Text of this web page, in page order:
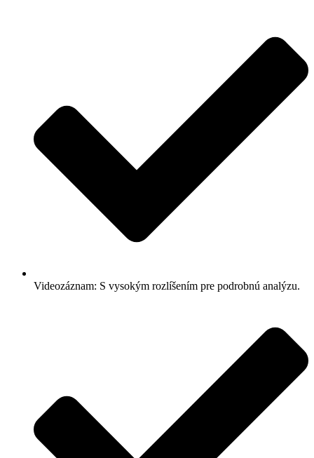
Videozáznam: S vysokým rozlíšením pre podrobnú analýzu.